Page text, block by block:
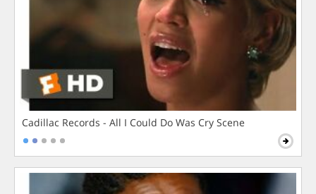
Cadillac Records - All I Could Do Was Cry Scene